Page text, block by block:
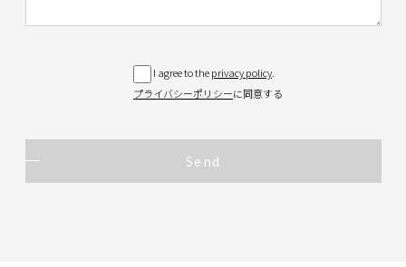
I agree to theprivacy policy
プライバシーポリシーに同意する